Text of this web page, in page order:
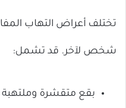
تختلف أعراض التهاب
شخص لآخر. قد تشمل:
بقع متقشرة وملتهبة